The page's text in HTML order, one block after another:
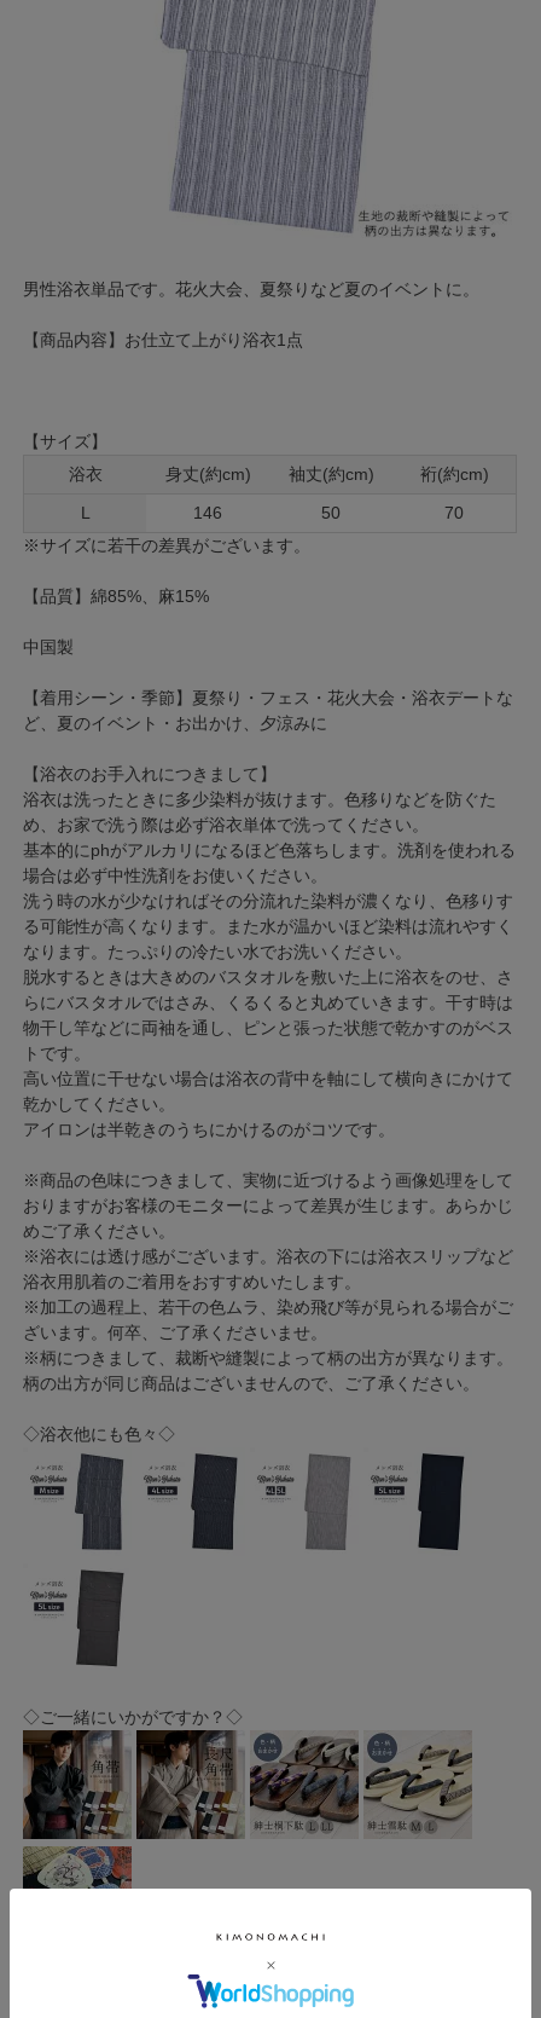
男性浴衣単品です。花火大会、夏祭りなど夏のイベントに。
【商品内容】お仕立て上がり浴衣1点
【サイズ】
浴衣
身丈(約cm) 袖丈(約cm)
裄(約cm)
L
146 50
70
※サイズに若干の差異がございます。
【品質】綿85%、麻15%
中国製
【着用シーン・季節】夏祭り・フェス・花火大会・浴衣デートな
ど、夏のイベント・お出かけ、夕涼みに
【浴衣のお手入れにつきまして】
浴衣は洗ったときに多少染料が抜けます。色移りなどを防ぐた
め、お家で洗う際は必ず浴衣単体で洗ってください。
基本的にphがアルカリになるほど色落ちします。洗剤を使われる
場合は必ず中性洗剤をお使いください。
洗う時の水が少なければその分流れた染料が濃くなり、色移りす
る可能性が高くなります。また水が温かいほど染料は流れやすく
なります。たっぷりの冷たい水でお洗いください。
脱水するときは大きめのバスタオルを敷いた上に浴衣をのせ、さ
らにバスタオルではさみ、くるくると丸めていきます。干す時は
物干し竿などに両袖を通し、ピンと張った状態で乾かすのがベス
トです。
高い位置に干せない場合は浴衣の背中を軸にして横向きにかけて
乾かしてください。
アイロンは半乾きのうちにかけるのがコツです。
※商品の色味につきまして、実物に近づけるよう画像処理をして
おりますがお客様のモニターによって差異が生じます。あらかじ
めご了承ください。
※浴衣には透け感がございます。浴衣の下には浴衣スリップなど
浴衣用肌着のご着用をおすすめいたします。
※加工の過程上、若干の色ムラ、染め飛び等が見られる場合がご
ざいます。何卒、ご了承くださいませ。
※柄につきまして、裁断や縫製によって柄の出方が異なります。
柄の出方が同じ商品はございませんので、ご了承ください。
◇浴衣他にも色々◇
◇ご一緒にいかがですか？◇